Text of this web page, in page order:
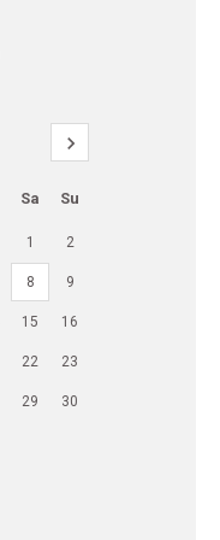
Sa Su
1 2
8 9
15 16
22 23
29 30